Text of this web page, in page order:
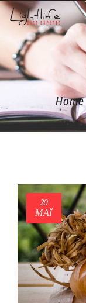
Home
20
ΜΑΪ́